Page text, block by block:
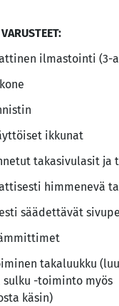
ilmastointi (3-
ikkunat
takasivulasit ja
himmenevä
säädettävät
takaluukku
sulku -toiminto myös
käsin)